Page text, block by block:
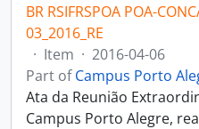
BR RSIFRSPOA POA-
03_2016_RE
· Item · 2016-04-06
Part ofCampus Porto
Ata da Reunião
Campus Porto Alegre,